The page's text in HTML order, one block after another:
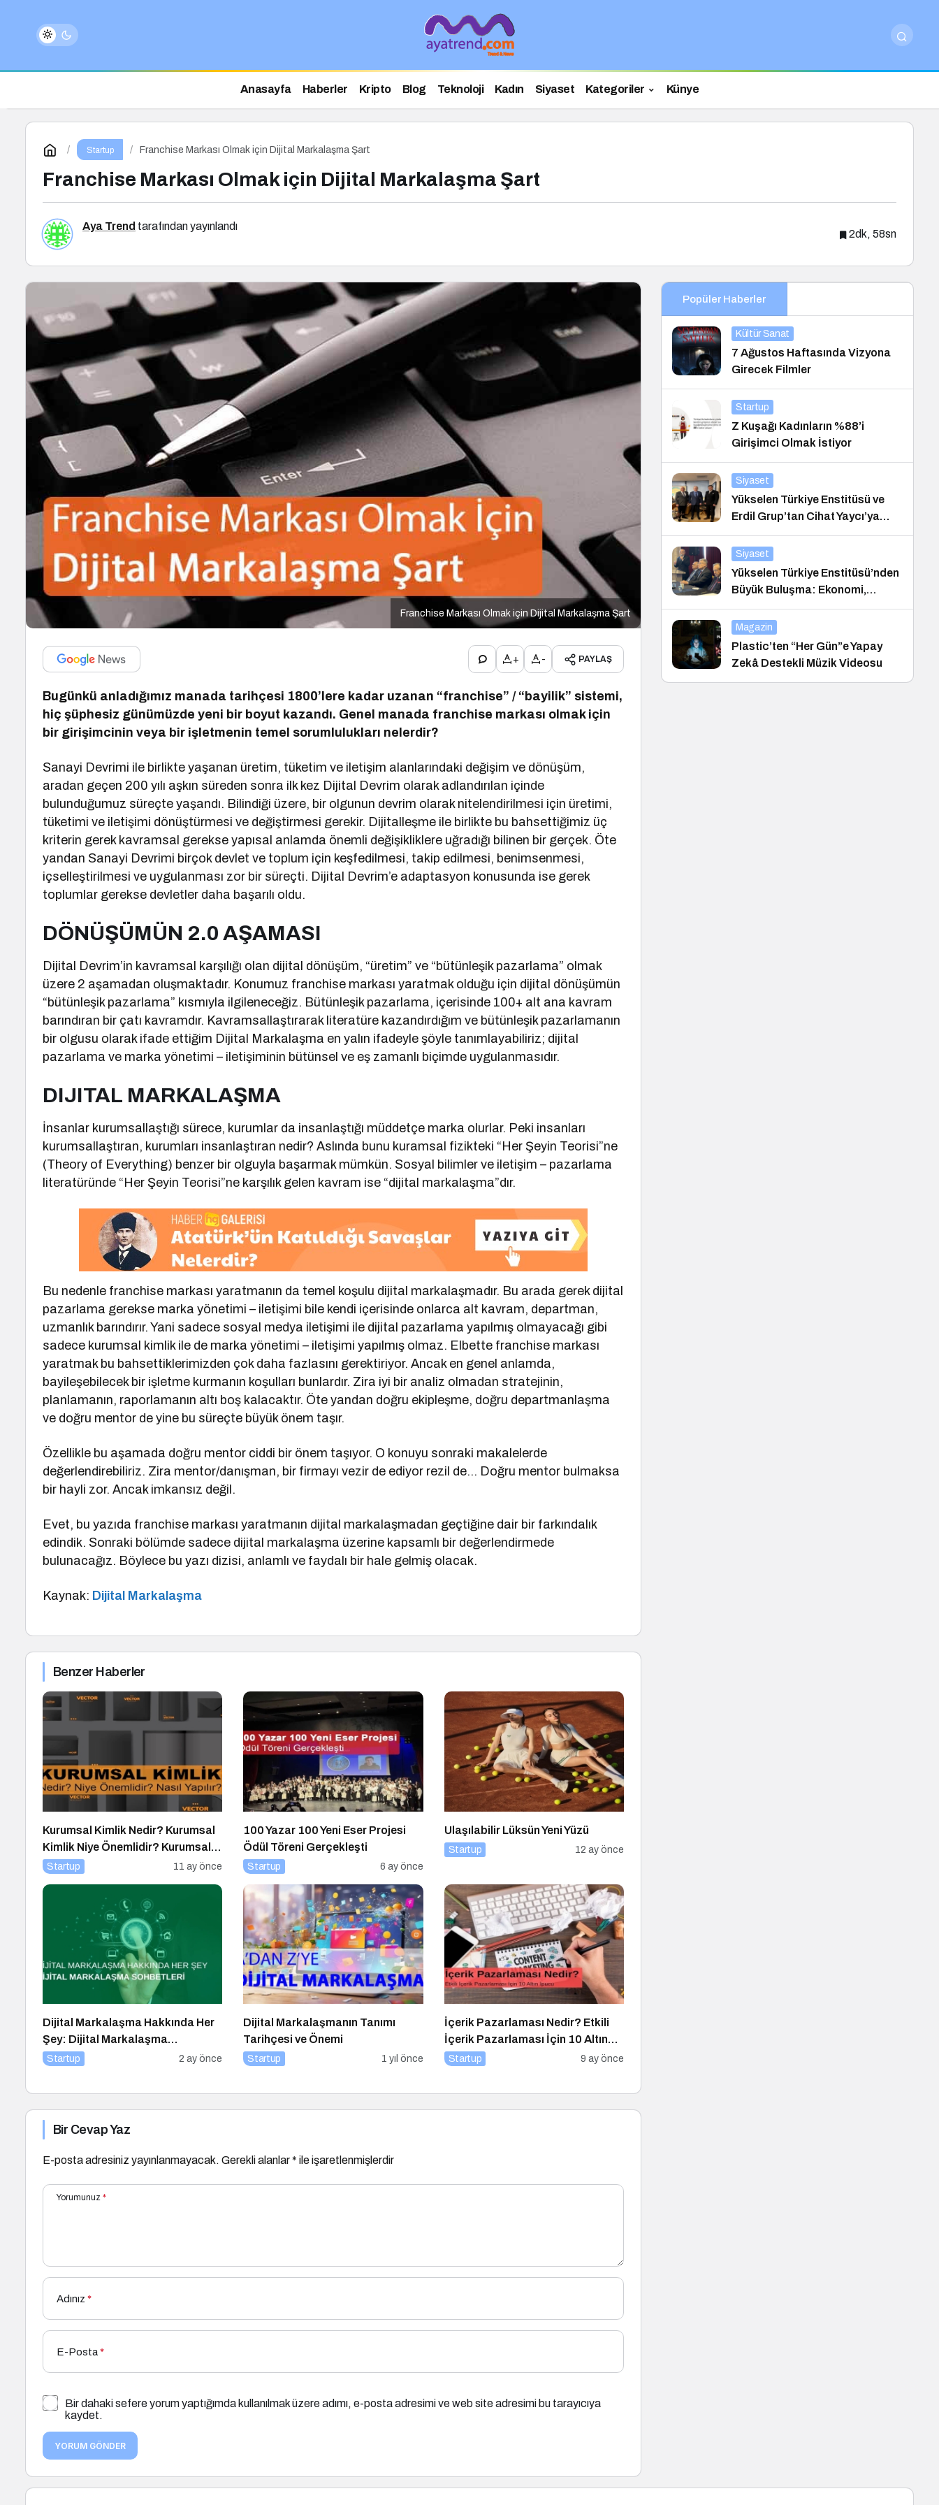
Anasayfa Haberler Kripto Blog Teknoloji Kadın Siyaset Kategoriler Künye
Startup Franchise Markası Olmak için Dijital Markalaşma Şart
Franchise Markası Olmak için Dijital Markalaşma Şart
Aya Trend tarafından yayınlandı
2dk, 58sn
Franchise Markası Olmak için Dijital Markalaşma Şart
+ - PAYLAŞ
Bugünkü anladığımız manada tarihçesi 1800’lere kadar uzanan “franchise” / “bayilik” sistemi,
hiç şüphesiz günümüzde yeni bir boyut kazandı. Genel manada franchise markası olmak için
bir girişimcinin veya bir işletmenin temel sorumlulukları nelerdir?
Sanayi Devrimi ile birlikte yaşanan üretim, tüketim ve iletişim alanlarındaki değişim ve dönüşüm,
aradan geçen 200 yılı aşkın süreden sonra ilk kez Dijital Devrim olarak adlandırılan içinde
bulunduğumuz süreçte yaşandı. Bilindiği üzere, bir olgunun devrim olarak nitelendirilmesi için üretimi,
tüketimi ve iletişimi dönüştürmesi ve değiştirmesi gerekir. Dijitalleşme ile birlikte bu bahsettiğimiz üç
kriterin gerek kavramsal gerekse yapısal anlamda önemli değişikliklere uğradığı bilinen bir gerçek. Öte
yandan Sanayi Devrimi birçok devlet ve toplum için keşfedilmesi, takip edilmesi, benimsenmesi,
içselleştirilmesi ve uygulanması zor bir süreçti. Dijital Devrim’e adaptasyon konusunda ise gerek
toplumlar gerekse devletler daha başarılı oldu.
DÖNÜŞÜMÜN 2.0 AŞAMASI
Dijital Devrim’in kavramsal karşılığı olan dijital dönüşüm, “üretim” ve “bütünleşik pazarlama” olmak
üzere 2 aşamadan oluşmaktadır. Konumuz franchise markası yaratmak olduğu için dijital dönüşümün
“bütünleşik pazarlama” kısmıyla ilgileneceğiz. Bütünleşik pazarlama, içerisinde 100+ alt ana kavram
barındıran bir çatı kavramdır. Kavramsallaştırarak literatüre kazandırdığım ve bütünleşik pazarlamanın
bir olgusu olarak ifade ettiğim Dijital Markalaşma en yalın ifadeyle şöyle tanımlayabiliriz; dijital
pazarlama ve marka yönetimi – iletişiminin bütünsel ve eş zamanlı biçimde uygulanmasıdır.
DIJITAL MARKALAŞMA
İnsanlar kurumsallaştığı sürece, kurumlar da insanlaştığı müddetçe marka olurlar. Peki insanları
kurumsallaştıran, kurumları insanlaştıran nedir? Aslında bunu kuramsal fizikteki “Her Şeyin Teorisi”ne
(Theory of Everything) benzer bir olguyla başarmak mümkün. Sosyal bilimler ve iletişim – pazarlama
literatüründe “Her Şeyin Teorisi”ne karşılık gelen kavram ise “dijital markalaşma”dır.
Bu nedenle franchise markası yaratmanın da temel koşulu dijital markalaşmadır. Bu arada gerek dijital
pazarlama gerekse marka yönetimi – iletişimi bile kendi içerisinde onlarca alt kavram, departman,
uzmanlık barındırır. Yani sadece sosyal medya iletişimi ile dijital pazarlama yapılmış olmayacağı gibi
sadece kurumsal kimlik ile de marka yönetimi – iletişimi yapılmış olmaz. Elbette franchise markası
yaratmak bu bahsettiklerimizden çok daha fazlasını gerektiriyor. Ancak en genel anlamda,
bayileşebilecek bir işletme kurmanın koşulları bunlardır. Zira iyi bir analiz olmadan stratejinin,
planlamanın, raporlamanın altı boş kalacaktır. Öte yandan doğru ekipleşme, doğru departmanlaşma
ve doğru mentor de yine bu süreçte büyük önem taşır.
Özellikle bu aşamada doğru mentor ciddi bir önem taşıyor. O konuyu sonraki makalelerde
değerlendirebiliriz. Zira mentor/danışman, bir firmayı vezir de ediyor rezil de… Doğru mentor bulmaksa
bir hayli zor. Ancak imkansız değil.
Evet, bu yazıda franchise markası yaratmanın dijital markalaşmadan geçtiğine dair bir farkındalık
edindik. Sonraki bölümde sadece dijital markalaşma üzerine kapsamlı bir değerlendirmede
bulunacağız. Böylece bu yazı dizisi, anlamlı ve faydalı bir hale gelmiş olacak.
Kaynak: Dijital Markalaşma
Benzer Haberler
Kurumsal Kimlik Nedir? Kurumsal
Kimlik Niye Önemlidir? Kurumsal
Kimlik Nasıl Yapılır?
Startup 11 ay önce
100 Yazar 100 Yeni Eser Projesi
Ödül Töreni Gerçekleşti
Startup 6 ay önce
Ulaşılabilir Lüksün Yeni Yüzü
Startup 12 ay önce
Dijital Markalaşma Hakkında Her
Şey: Dijital Markalaşma
Sohbetleri Podcast Serisi
Startup 2 ay önce
Dijital Markalaşmanın Tanımı
Tarihçesi ve Önemi
Startup 1 yıl önce
İçerik Pazarlaması Nedir? Etkili
İçerik Pazarlaması İçin 10 Altın
İpucu
Startup 9 ay önce
Bir Cevap Yaz
E-posta adresiniz yayınlanmayacak. Gerekli alanlar* ile işaretlenmişlerdir
Yorumunuz *
Adınız *
E-Posta*
Bir dahaki sefere yorum yaptığımda kullanılmak üzere adımı, e-posta adresimi ve web site adresimi bu tarayıcıya
kaydet.
YORUM GÖNDER
Popüler Haberler
Kültür Sanat
7 Ağustos Haftasında Vizyona
Girecek Filmler
Startup
Z Kuşağı Kadınların %88’i
Girişimci Olmak İstiyor
Siyaset
Yükselen Türkiye Enstitüsü ve
Erdil Grup’tan Cihat Yaycı’ya
Anlamlı Ziyaret
Siyaset
Yükselen Türkiye Enstitüsü’nden
Büyük Buluşma: Ekonomi,
Güvenlik Politikaları ve Hukuk
Konferansı
Magazin
Plastic’ten “Her Gün”e Yapay
Zekâ Destekli Müzik Videosu